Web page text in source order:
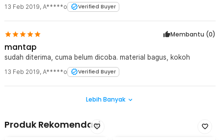
13 Feb 2019, A*****o Verified Buyer
Membantu (0)
mantap
sudah diterima, cuma belum dicoba. material bagus, kokoh
13 Feb 2019, A*****o Verified Buyer
Lebih Banyak
Produk Rekomendasi